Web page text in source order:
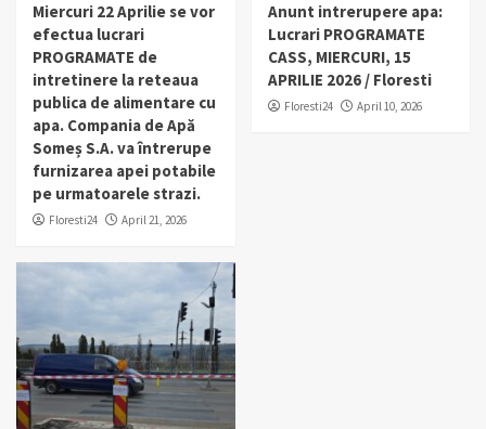
Miercuri 22 Aprilie se vor
efectua lucrari
PROGRAMATE de
intretinere la reteaua
publica de alimentare cu
apa. Compania de Apă
Someș S.A. va întrerupe
furnizarea apei potabile
pe urmatoarele strazi.
Floresti24 April 21, 2026
Anunt intrerupere apa:
Lucrari PROGRAMATE
CASS, MIERCURI, 15
APRILIE 2026 / Floresti
Floresti24 April 10, 2026